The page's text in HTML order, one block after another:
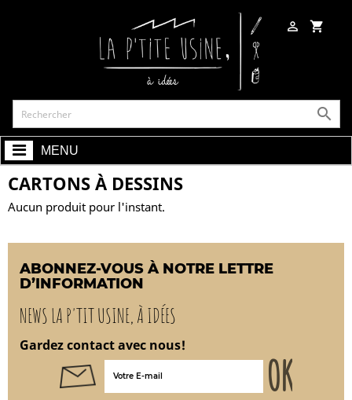
shopping_cart


MENU
CARTONS À DESSINS
Aucun produit pour l'instant.
ABONNEZ-VOUS À NOTRE LETTRE
D’INFORMATION
NEWS LA P'TIT USINE, À IDÉES
Gardez contact avec nous!